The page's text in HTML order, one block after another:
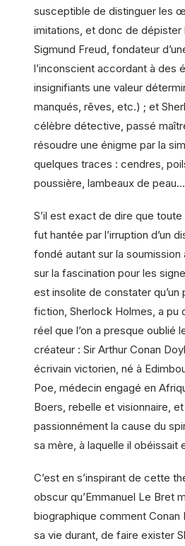
susceptible de distinguer les
imitations, et donc de dépister
Sigmund Freud, fondateur
l’inconscient accordant à des
insignifiants une valeur
manqués, rêves, etc.) ; et
célèbre détective, passé
résoudre une énigme par la
quelques traces : cendres,
poussière, lambeaux de peau…
S’il est exact de dire que
fut hantée par l’irruption d’un
fondé autant sur la soumission
sur la fascination pour les
est insolite de constater qu’un
fiction, Sherlock Holmes, a pu
réel que l’on a presque oublié
créateur : Sir Arthur Conan
écrivain victorien, né à
Poe, médecin engagé en
Boers, rebelle et visionnaire,
passionnément la cause du
sa mère, à laquelle il obéissait
C’est en s’inspirant de cette
obscur qu’Emmanuel Le Bret
biographique comment Conan
sa vie durant, de faire exister